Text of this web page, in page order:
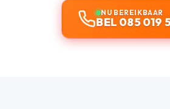
NU BEREIKBAAR
BEL 085 019